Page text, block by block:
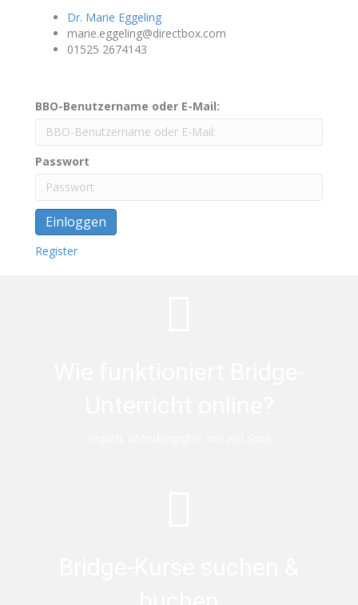
Dr. Marie Eggeling
marie.eggeling@directbox.com
01525 2674143
BBO-Benutzername oder E-Mail:
Passwort
Einloggen
Register